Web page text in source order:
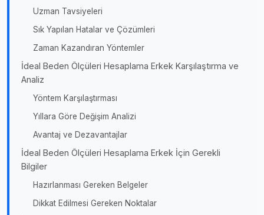
Uzman Tavsiyeleri
Sık Yapılan Hatalar ve Çözümleri
Zaman Kazandıran Yöntemler
İdeal Beden Ölçüleri Hesaplama Erkek Karşılaştırma ve
Analiz
Yöntem Karşılaştırması
Yıllara Göre Değişim Analizi
Avantaj ve Dezavantajlar
İdeal Beden Ölçüleri Hesaplama Erkek İçin Gerekli
Bilgiler
Hazırlanması Gereken Belgeler
Dikkat Edilmesi Gereken Noktalar